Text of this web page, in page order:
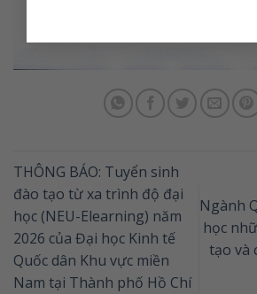
THÔNG BÁO: Tuyển sinh
đào tạo từ xa trình độ đại
học (NEU-Elearning) năm
2026 của Đại học Kinh tế
Quốc dân Khu vực miền
Nam tại Thành phố Hồ Chí
Ngành
học
tạo và